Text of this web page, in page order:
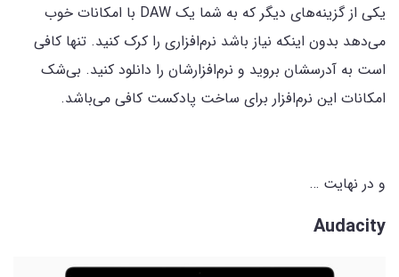
یکی از گزینه‌های دیگر که به شما یک DAW با امکانات خوب
می‌دهد بدون اینکه نیاز باشد نرم‌افزاری را کرک کنید. تنها کافی
است به آدرسشان بروید و نرم‌افزارشان را دانلود کنید. بی‌شک
امکانات این نرم‌افزار برای ساخت پادکست کافی می‌باشد.
و در نهایت …
Audacity